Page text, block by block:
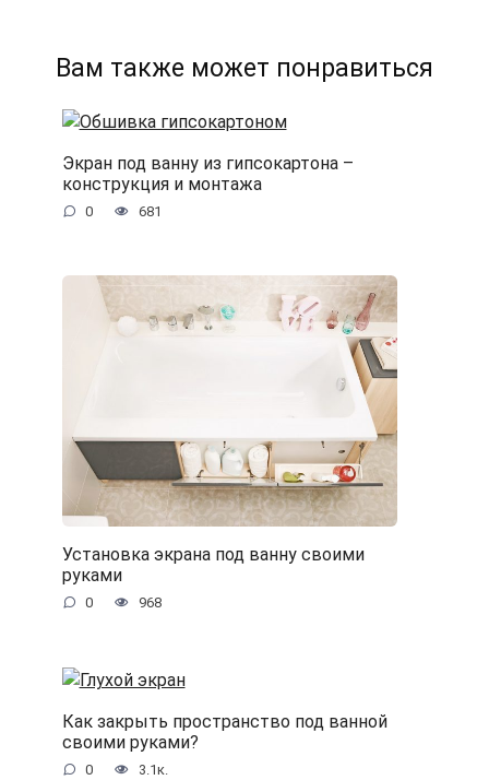
Вам также может понравиться
Экран под ванну из гипсокартона –
конструкция и монтажа
0 681
Установка экрана под ванну своими
руками
0 968
Как закрыть пространство под ванной
своими руками?
0 3.1к.